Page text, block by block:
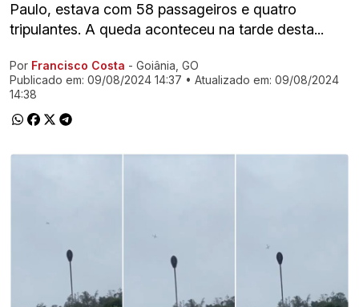
Paulo, estava com 58 passageiros e quatro
tripulantes. A queda aconteceu na tarde desta...
Ir direto pra matéria
Por Francisco Costa - Goiânia, GO
Publicado em: 09/08/2024 14:37 • Atualizado em: 09/08/2024
14:38